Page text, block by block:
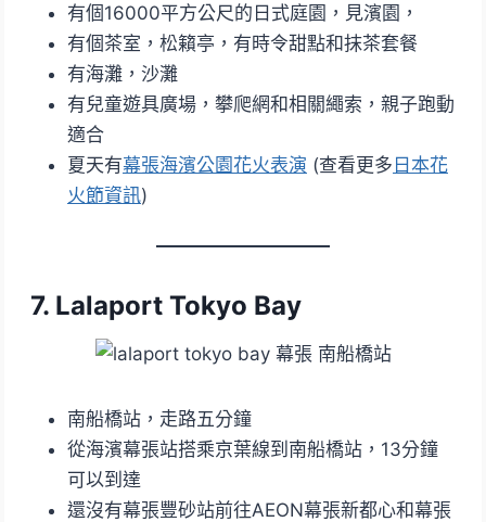
有個16000平方公尺的日式庭園，見濱園，
有個茶室，松籟亭，有時令甜點和抹茶套餐
有海灘，沙灘
有兒童遊具廣場，攀爬網和相關繩索，親子跑動
適合
夏天有幕張海濱公園花火表演 (查看更多 日本花
火節資訊)
7. Lalaport Tokyo Bay
南船橋站，走路五分鐘
從海濱幕張站搭乘京葉線到南船橋站，13分鐘
可以到達
還沒有幕張豐砂站前往AEON幕張新都心和幕張